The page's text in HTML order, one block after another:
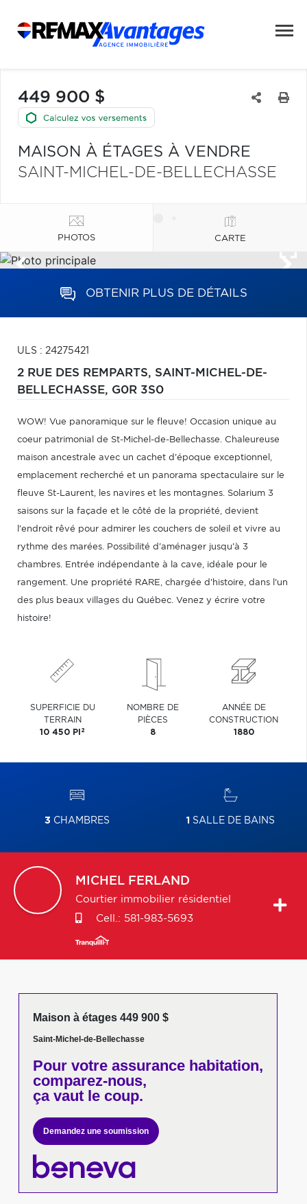
449 900 $
MAISON À ÉTAGES À VENDRE
SAINT-MICHEL-DE-BELLECHASSE
PHOTOS CARTE
OBTENIR PLUS DE DÉTAILS
ULS : 24275421
2 RUE DES REMPARTS, SAINT-MICHEL-DE-
BELLECHASSE, G0R 3S0
WOW! Vue panoramique sur le fleuve! Occasion unique au
coeur patrimonial de St-Michel-de-Bellechasse. Chaleureuse
maison ancestrale avec un cachet d'époque exceptionnel,
emplacement recherché et un panorama spectaculaire sur le
fleuve St-Laurent, les navires et les montagnes. Solarium 3
saisons sur la façade et le côté de la propriété, devient
l'endroit rêvé pour admirer les couchers de soleil et vivre au
rythme des marées. Possibilité d'aménager jusqu'à 3
chambres. Entrée indépendante à la cave, idéale pour le
rangement. Une propriété RARE, chargée d'histoire, dans l'un
des plus beaux villages du Québec. Venez y écrire votre
histoire!
SUPERFICIE DU
TERRAIN
10 450 PI 2
NOMBRE DE
PIÈCES
8
ANNÉE DE
CONSTRUCTION
1880
3 CHAMBRES 1 SALLE DE BAINS
MICHEL FERLAND
Courtier immobilier résidentiel
Cell.: 581-983-5693
Maison à étages 449 900 $
Saint-Michel-de-Bellechasse
Pour votreassurance habitation,
comparez-nous,
ça vaut le coup.
Demandez une soumission